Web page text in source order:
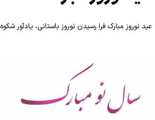
سقف لاکر
سقف ترنسپرنت
سقف مات
سقف اپلای
عید نوروز مبارک فرا رسیدن نوروز باستانی، یادآور